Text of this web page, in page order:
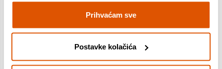
Prihvaćam sve
Postavke kolačića
većina često zahtijevaju ponovno zagrijavanje.
vam samopouzdanje. Novi SportContac 7 osmišljen je da vam
pruži osjećaj samopouzdanja da znate da možete pomicati
granice sve dalje i dalje, tako da jednostavno možete uživati ​​u
užitku u vožnji na najvišoj razini.